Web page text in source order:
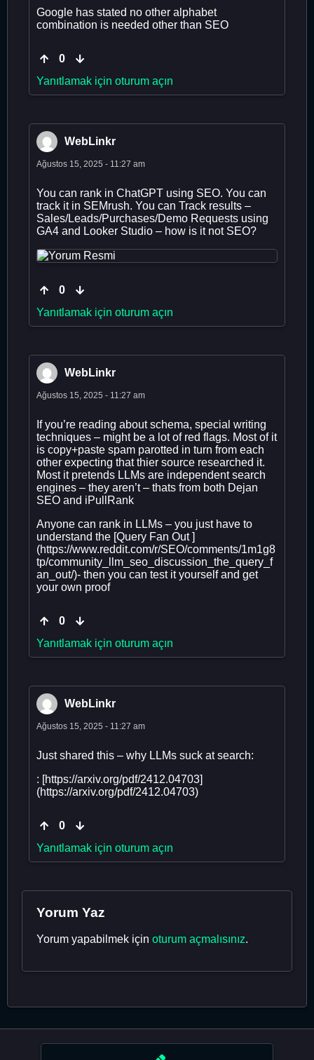
Google has stated no other alphabet
combination is needed other than SEO
0
Yanıtlamak için oturum açın
WebLinkr
Ağustos 15, 2025 - 11:27 am
You can rank in ChatGPT using SEO. You can
track it in SEMrush. You can Track results –
Sales/Leads/Purchases/Demo Requests using
GA4 and Looker Studio – how is it not SEO?
0
Yanıtlamak için oturum açın
WebLinkr
Ağustos 15, 2025 - 11:27 am
If you’re reading about schema, special writing
techniques – might be a lot of red flags. Most of it
is copy+paste spam parotted in turn from each
other expecting that thier source researched it.
Most it pretends LLMs are independent search
engines – they aren’t – thats from both Dejan
SEO and iPullRank
Anyone can rank in LLMs – you just have to
understand the [Query Fan Out ]
(https://www.reddit.com/r/SEO/comments/1m1g8
tp/community_llm_seo_discussion_the_query_f
an_out/)- then you can test it yourself and get
your own proof
0
Yanıtlamak için oturum açın
WebLinkr
Ağustos 15, 2025 - 11:27 am
Just shared this – why LLMs suck at search:
: [https://arxiv.org/pdf/2412.04703]
(https://arxiv.org/pdf/2412.04703)
0
Yanıtlamak için oturum açın
Yorum Yaz
Yorum yapabilmek için oturum açmalısınız.